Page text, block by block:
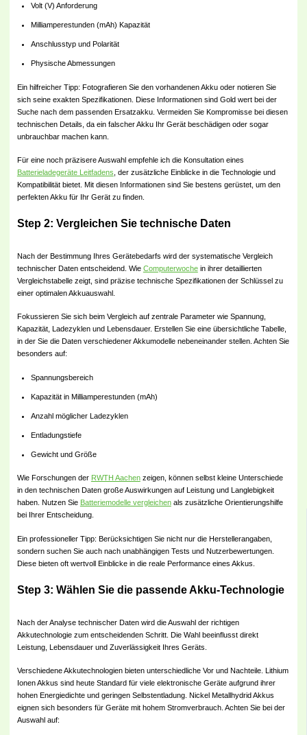
Volt (V) Anforderung
Milliamperestunden (mAh) Kapazität
Anschlusstyp und Polarität
Physische Abmessungen
Ein hilfreicher Tipp: Fotografieren Sie den vorhandenen Akku oder notieren Sie
sich seine exakten Spezifikationen. Diese Informationen sind Gold wert bei der
Suche nach dem passenden Ersatzakku. Vermeiden Sie Kompromisse bei diesen
technischen Details, da ein falscher Akku Ihr Gerät beschädigen oder sogar
unbrauchbar machen kann.
Für eine noch präzisere Auswahl empfehle ich die Konsultation eines
Batterieladegeräte Leitfadens , der zusätzliche Einblicke in die Technologie und
Kompatibilität bietet. Mit diesen Informationen sind Sie bestens gerüstet, um den
perfekten Akku für Ihr Gerät zu finden.
Step 2: Vergleichen Sie technische Daten
Nach der Bestimmung Ihres Gerätebedarfs wird der systematische Vergleich
technischer Daten entscheidend. Wie Computerwochein ihrer detaillierten
Vergleichstabelle zeigt, sind präzise technische Spezifikationen der Schlüssel zu
einer optimalen Akkuauswahl.
Fokussieren Sie sich beim Vergleich auf zentrale Parameter wie Spannung,
Kapazität, Ladezyklen und Lebensdauer. Erstellen Sie eine übersichtliche Tabelle,
in der Sie die Daten verschiedener Akkumodelle nebeneinander stellen. Achten Sie
besonders auf:
Spannungsbereich
Kapazität in Milliamperestunden (mAh)
Anzahl möglicher Ladezyklen
Entladungstiefe
Gewicht und Größe
Wie Forschungen der RWTH Aachenzeigen, können selbst kleine Unterschiede
in den technischen Daten große Auswirkungen auf Leistung und Langlebigkeit
haben. Nutzen Sie Batteriemodelle vergleichenals zusätzliche Orientierungshilfe
bei Ihrer Entscheidung.
Ein professioneller Tipp: Berücksichtigen Sie nicht nur die Herstellerangaben,
sondern suchen Sie auch nach unabhängigen Tests und Nutzerbewertungen.
Diese bieten oft wertvoll Einblicke in die reale Performance eines Akkus.
Step 3: Wählen Sie die passende Akku-Technologie
Nach der Analyse technischer Daten wird die Auswahl der richtigen
Akkutechnologie zum entscheidenden Schritt. Die Wahl beeinflusst direkt
Leistung, Lebensdauer und Zuverlässigkeit Ihres Geräts.
Verschiedene Akkutechnologien bieten unterschiedliche Vor und Nachteile. Lithium
Ionen Akkus sind heute Standard für viele elektronische Geräte aufgrund ihrer
hohen Energiedichte und geringen Selbstentladung. Nickel Metallhydrid Akkus
eignen sich besonders für Geräte mit hohem Stromverbrauch. Achten Sie bei der
Auswahl auf: